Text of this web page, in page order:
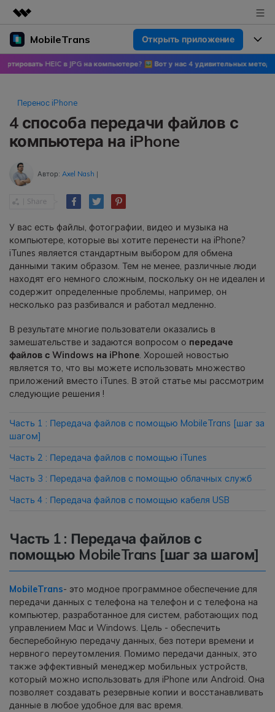
Рекомендуемые продукты
Цифровая креативность AIGC
Бизнес
О нас
Новости
Покупка
MobileTrans Открыть приложение
Продукты
ПК
Перенос данных WhatsApp
WhatsApp и других социальных
приложений на ПК и
Перенос данных смартфона
Передавайте сообщения,
фотографии, видео и многое
другое со смартфона на смартфон,
со смартфона на ПК и наоборот.
Резервное копирование и
восстановление
Создавайте резервные копии для
18+ типов данных и данных
восстанавливайте резервные
НОВИНКА
Переносите музыкальные
Mutsapper
Передавайте данные WhatsApp &
WhatsApp Business без сброса
настроек к заводским.
Приложение MobileTrans
Передавайте данные смартфона,
Цены
Цены для версий Windows
Цены для Android
Центр поддержки
Блог
Популярные темы
Популярные темы
Конкурсы и мероприятия
Узнайте больше
Скачать
HEIC в JPG на компьютере? 🖼 Вот у нас 4 удивительных метода!🍀
Перенос iPhone
4 способа передачи файлов с
компьютера на iPhone
Автор:Axel Nash |
У вас есть файлы, фотографии, видео и музыка на
компьютере, которые вы хотите перенести на iPhone?
iTunes является стандартным выбором для обмена
данными таким образом. Тем не менее, различные люди
находят его немного сложным, поскольку он не идеален и
содержит определенные проблемы, например, он
несколько раз разбивался и работал медленно.
В результате многие пользователи оказались в
замешательстве и задаются вопросом о передаче
файлов с Windows на iPhone. Хорошей новостью
является то, что вы можете использовать множество
приложений вместо iTunes. В этой статье мы рассмотрим
следующие решения !
Часть 1 : Передача файлов с помощью MobileTrans [шаг за
шагом]
Часть 2 : Передача файлов с помощью iTunes
Часть 3 : Передача файлов с помощью облачных служб
Часть 4 : Передача файлов с помощью кабеля USB
Часть 1 : Передача файлов с
помощью MobileTrans [шаг за шагом]
MobileTrans- это модное программное обеспечение для
передачи данных с телефона на телефон и с телефона на
компьютер, разработанное для систем, работающих под
управлением Mac и Windows. Цель - обеспечить
бесперебойную передачу данных, без потери времени и
нервного переутомления. Помимо передачи данных, это
также эффективный менеджер мобильных устройств,
который можно использовать для iPhone или Android. Она
позволяет создавать резервные копии и восстанавливать
данные в любое удобное для вас время.